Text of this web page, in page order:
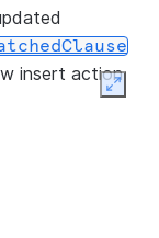
insert action